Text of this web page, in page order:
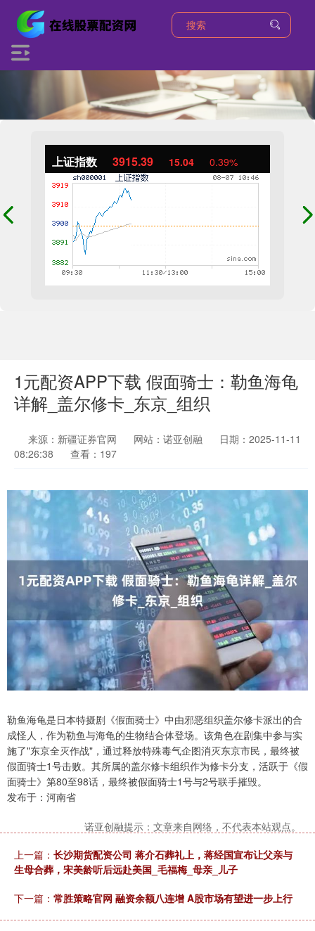
上证指数 3915.39 15.04 0.39%
1元配资APP下载 假面骑士：勒鱼海龟
详解_盖尔修卡_东京_组织
来源：新疆证券官网 网站：诺亚创融
日期：2025-11-11
08:26:38
查看：197
勒鱼海龟是日本特摄剧《假面骑士》中由邪恶组织盖尔修卡派出的合
成怪人，作为勒鱼与海龟的生物结合体登场。该角色在剧集中参与实
施了"东京全灭作战"，通过释放特殊毒气企图消灭东京市民，最终被
假面骑士1号击败。其所属的盖尔修卡组织作为修卡分支，活跃于《假
面骑士》第80至98话，最终被假面骑士1号与2号联手摧毁。
发布于：河南省
诺亚创融提示：文章来自网络，不代表本站观点。
上一篇： 长沙期货配资公司 蒋介石葬礼上，蒋经国宣布让父亲与
生母合葬，宋美龄听后远赴美国_毛福梅_母亲_儿子
下一篇： 常胜策略官网 融资余额八连增 A股市场有望进一步上行